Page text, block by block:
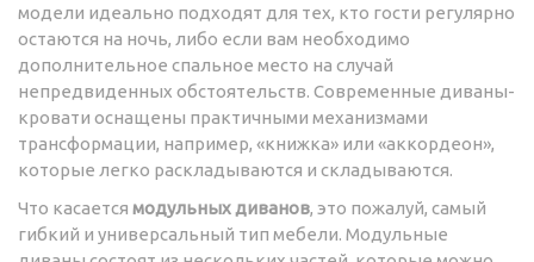
модели идеально подходят для тех, кто гости регулярно
остаются на ночь, либо если вам необходимо
дополнительное спальное место на случай
непредвиденных обстоятельств. Современные диваны-
кровати оснащены практичными механизмами
трансформации, например, «книжка» или «аккордеон»,
которые легко раскладываются и складываются.
Что касается модульных диванов, это пожалуй, самый
гибкий и универсальный тип мебели. Модульные